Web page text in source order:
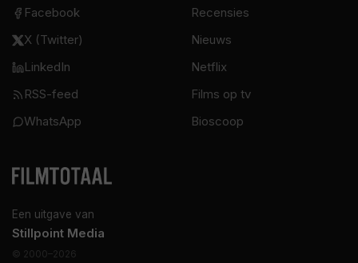
Een uitgave van
Stillpoint Media
© 2000–2026
Facebook
X (Twitter)
LinkedIn
RSS-feed
WhatsApp
Recensies
Nieuws
Netflix
Films op tv
Bioscoop